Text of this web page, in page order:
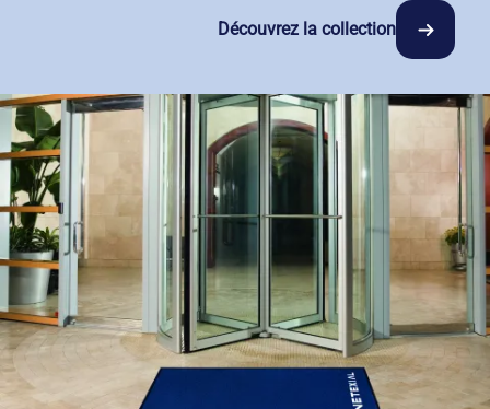
intérieur 100% coton pour votre confort et un extérieur
en polyester recyclé issu de bouteilles plastique. Les
coloris restent vifs lavage après lavage grâce à notre
procédé de teinture avancé. Deux coupes sont
disponibles, mixte et féminine, pour s'adapter à toutes
les morphologies de vos équipes. Avec notre service
de location-entretien, vos polos restent impeccables et
vous gagnez du temps pour vous concentrer sur votre
métier.
Découvrez la collection